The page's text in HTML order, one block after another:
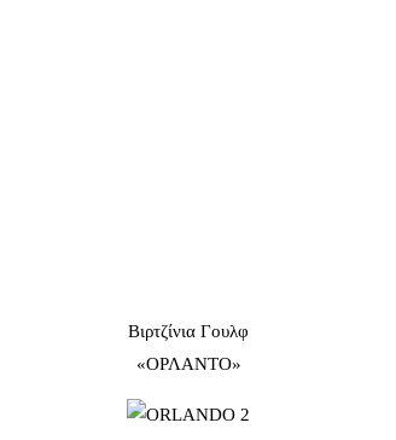
Βιρτζίνια Γουλφ
«ΟΡΛΑΝΤΟ»